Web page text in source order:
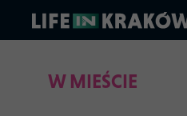
W MIEŚCIE